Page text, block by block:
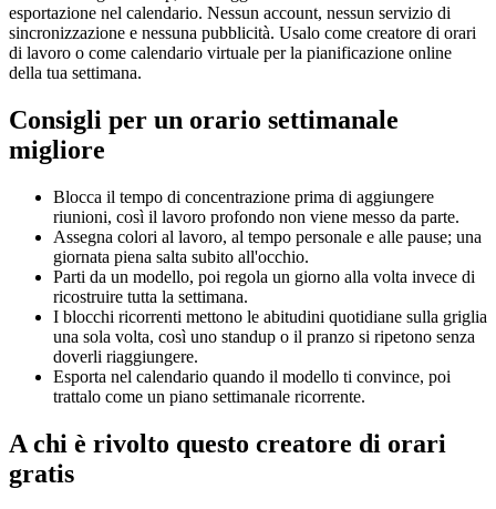
esportazione nel calendario. Nessun account, nessun servizio di
sincronizzazione e nessuna pubblicità. Usalo come creatore di orari
di lavoro o come calendario virtuale per la pianificazione online
della tua settimana.
Consigli per un orario settimanale
migliore
Blocca il tempo di concentrazione prima di aggiungere
riunioni, così il lavoro profondo non viene messo da parte.
Assegna colori al lavoro, al tempo personale e alle pause; una
giornata piena salta subito all'occhio.
Parti da un modello, poi regola un giorno alla volta invece di
ricostruire tutta la settimana.
I blocchi ricorrenti mettono le abitudini quotidiane sulla griglia
una sola volta, così uno standup o il pranzo si ripetono senza
doverli riaggiungere.
Esporta nel calendario quando il modello ti convince, poi
trattalo come un piano settimanale ricorrente.
A chi è rivolto questo creatore di orari
gratis